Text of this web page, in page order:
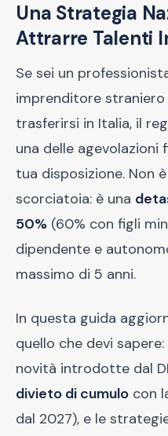
Una Strategia
Attrarre Talenti
Se sei un
imprenditore
trasferirsi in Italia, il
una delle agevolazioni
tua disposizione. Non
scorciatoia: è una
50% (60% con figli
dipendente e
massimo di 5 anni.
In questa guida
quello che devi
novità introdotte dal
divieto di cumulo con
dal 2027), e le